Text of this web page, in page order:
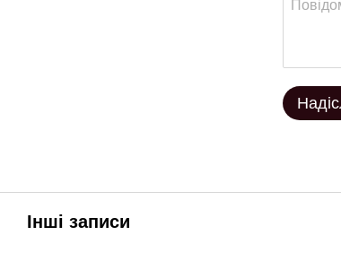
Інші записи